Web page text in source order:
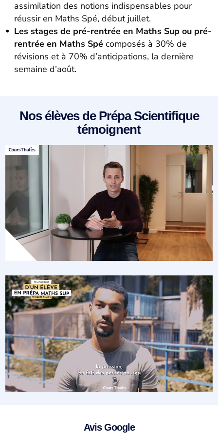
assimilation des notions indispensables pour
réussir en Maths Spé, début juillet.
Les stages de pré-rentrée en Maths Sup ou pré-
rentrée en Maths Spé composés à 30% de
révisions et à 70% d’anticipations, la dernière
semaine d’août.
Nos élèves de Prépa Scientifique
témoignent
Avis Google